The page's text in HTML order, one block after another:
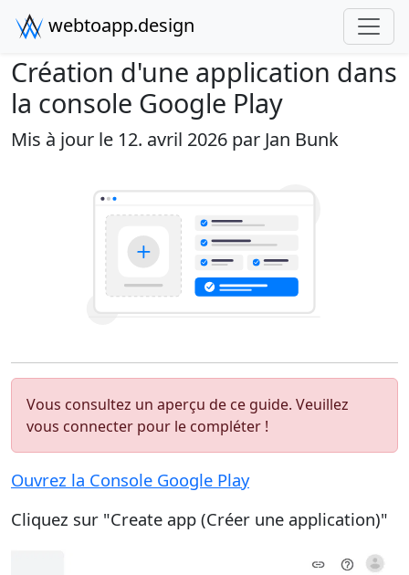
webtoapp.design
Création d'une application dans
la console Google Play
Mis à jour le 12. avril 2026 par Jan Bunk
Vous consultez un aperçu de ce guide. Veuillez
vous connecter pour le compléter !
Ouvrez la Console Google Play
Cliquez sur "Create app (Créer une application)"